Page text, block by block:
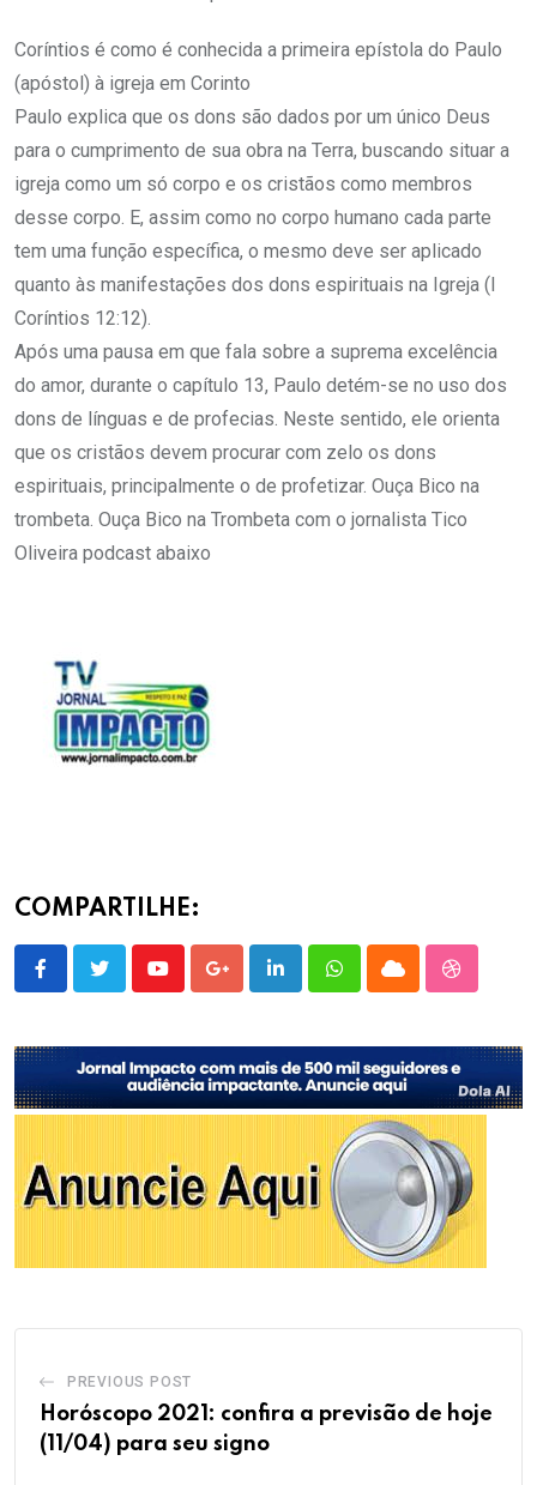
Coríntios é como é conhecida a primeira epístola do Paulo
(apóstol) à igreja em Corinto
Paulo explica que os dons são dados por um único Deus
para o cumprimento de sua obra na Terra, buscando situar a
igreja como um só corpo e os cristãos como membros
desse corpo. E, assim como no corpo humano cada parte
tem uma função específica, o mesmo deve ser aplicado
quanto às manifestações dos dons espirituais na Igreja (I
Coríntios 12:12).
Após uma pausa em que fala sobre a suprema excelência
do amor, durante o capítulo 13, Paulo detém-se no uso dos
dons de línguas e de profecias. Neste sentido, ele orienta
que os cristãos devem procurar com zelo os dons
espirituais, principalmente o de profetizar. Ouça Bico na
trombeta. Ouça Bico na Trombeta com o jornalista Tico
Oliveira podcast abaixo
COMPARTILHE:
YoutubeGoogle+LinkedInWhatsappCloud
PREVIOUS POST
Horóscopo 2021: confira a previsão de hoje
(11/04) para seu signo